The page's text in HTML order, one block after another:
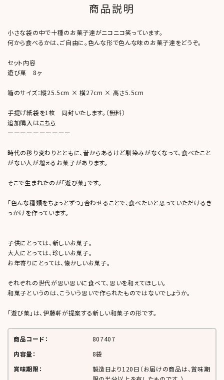
商品説明
小さな袋の中で十種のお菓子達がニコニコ笑っています。
何から食べるかは、ご自由に。色んな形で色んな味のお菓子達をどうぞ。
セット内容
遊び菓 8ヶ
箱のサイズ：縦25.5cm × 横27cm × 高さ5.5cm
手提げ紙袋を1枚 同封いたします。（無料）
追加購入はこちら
ーーーーーーーーーー
時代の移り変わりとともに、昔からあるけど馴染みがなくなって、食べたこと
がない人が増えるお菓子があります。
そこで生まれたのが「遊び菓」です。
「色んな種類をちょっとずつ」合わせることで、食べたいと思っていただけるき
っかけを作っています。
子供にとっては、新しいお菓子。
大人にとっては、珍しいお菓子。
お年寄りにとっては、懐かしいお菓子。
それぞれの世代が思い思いに食べて、思いを和えてほしい。
和菓子というのは、こういう思いで作られたものではないでしょうか。
「遊び菓」は、伊藤軒が提案する新しい和菓子の形です。
商品コード：
807407
内容量：
8袋
賞味期限：
製造日より120日 （お届けの商品は、賞味期